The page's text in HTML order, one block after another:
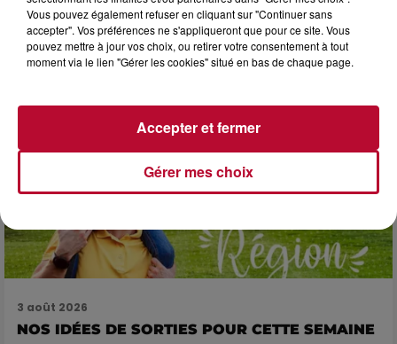
SOIRÉE DJ PLAYA
3 août 2026
NOS IDÉES DE SORTIES POUR CETTE SEMAINE
Vous pouvez également refuser en cliquant sur "Continuer sans
accepter". Vos préférences ne s'appliqueront que pour ce site. Vous
pouvez mettre à jour vos choix, ou retirer votre consentement à tout
moment via le lien "Gérer les cookies" situé en bas de chaque page.
Gérer mes choix
Accepter et fermer